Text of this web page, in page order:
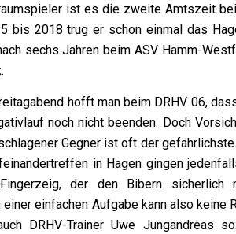
ist es die zweite Amtszeit
bis 2018 trug er schon einmal das
sechs Jahren beim ASV Hamm-
hofft man beim DRHV 06,
noch nicht beenden. Doch
Gegner ist oft der
in Hagen gingen
der den Bibern sicherlich
einer einfachen Aufgabe kann also keine
DRHV-Trainer Uwe Jungandreas